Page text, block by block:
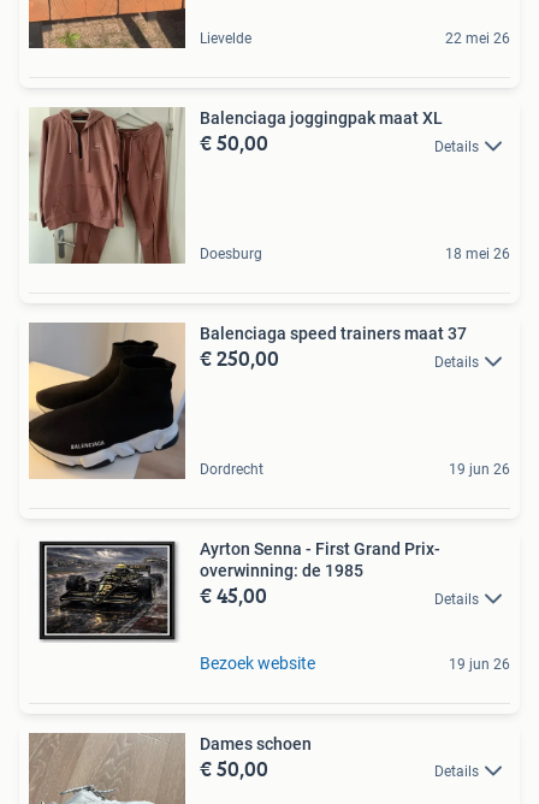
Lievelde 22 mei 26
Balenciaga joggingpak maat XL
€ 50,00 Details
Doesburg 18 mei 26
Balenciaga speed trainers maat 37
€ 250,00 Details
Dordrecht 19 jun 26
Ayrton Senna - First Grand Prix-
overwinning: de 1985
€ 45,00 Details
Bezoek website 19 jun 26
Dames schoen
€ 50,00 Details